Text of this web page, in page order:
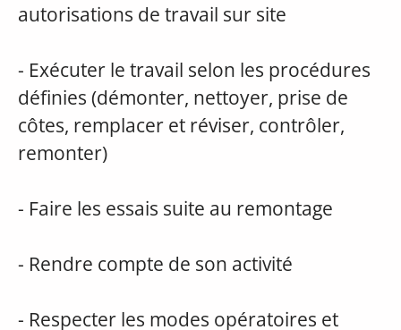
autorisations de travail sur site
- Exécuter le travail selon les procédures
définies (démonter, nettoyer, prise de
côtes, remplacer et réviser, contrôler,
remonter)
- Faire les essais suite au remontage
- Rendre compte de son activité
- Respecter les modes opératoires et